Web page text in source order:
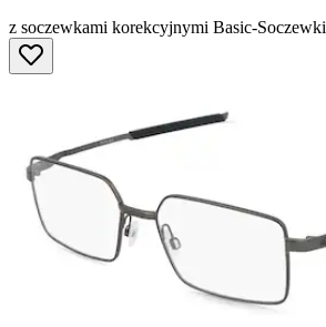
z soczewkami korekcyjnymi Basic-Soczewki